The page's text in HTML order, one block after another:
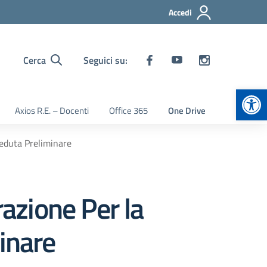
Accedi
Cerca Seguici su:
Axios R.E. – Docenti Office 365 One Drive
Preliminare
Per la